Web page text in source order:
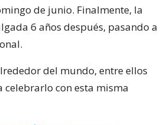
de junio. Finalmente, la
6 años después, pasando a
del mundo, entre ellos
celebrarlo con esta misma